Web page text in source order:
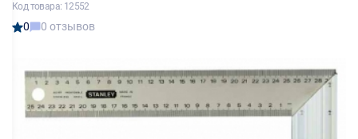
Код товара: 12552
0 0 отзывов